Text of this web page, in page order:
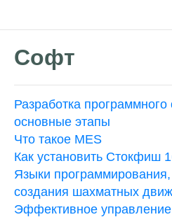
Софт
Разработка программного
основные этапы
Что такое MES
Как установить Стокфиш
Языки
создания шахматных
Эффективное управление